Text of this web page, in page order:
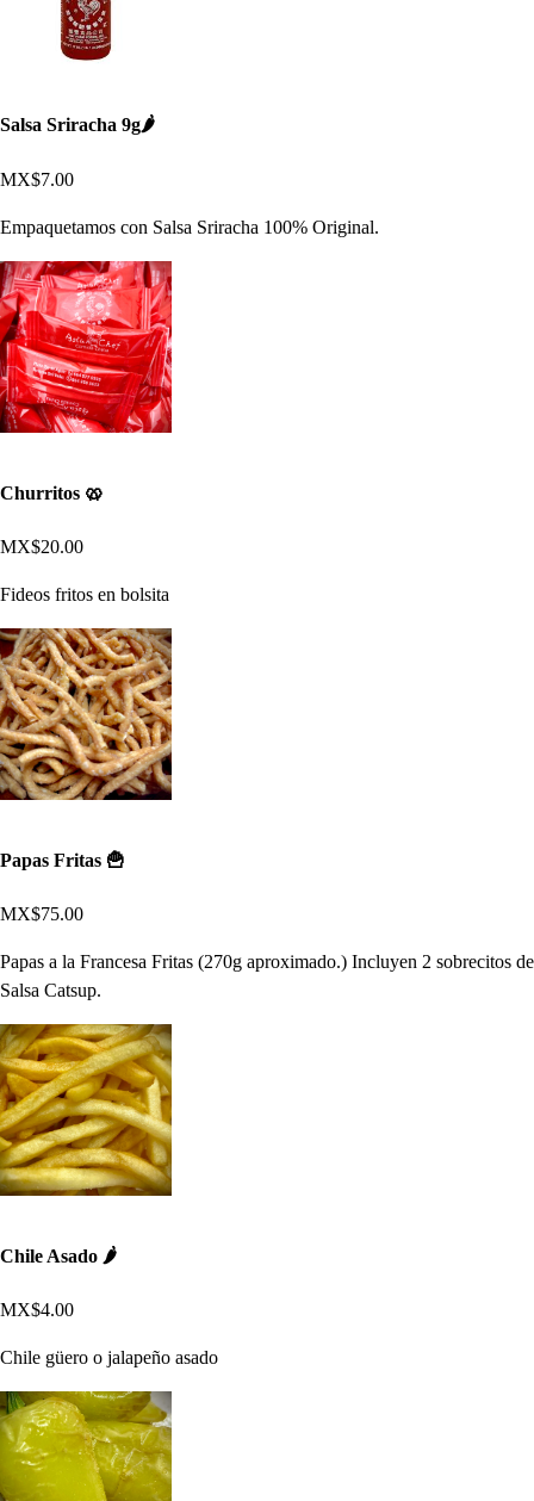
Salsa Sriracha 9g🌶
MX$7.00
Empaquetamos con Salsa Sriracha 100% Original.
Churritos 🥨
MX$20.00
Fideos fritos en bolsita
Papas Fritas 🍟
MX$75.00
Papas a la Francesa Fritas (270g aproximado.) Incluyen 2 sobrecitos de
Salsa Catsup.
Chile Asado 🌶
MX$4.00
Chile güero o jalapeño asado